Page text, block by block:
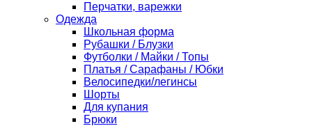
Перчатки, варежки
Одежда
Школьная форма
Рубашки / Блузки
Футболки / Майки / Топы
Платья / Сарафаны / Юбки
Велосипедки/легинсы
Шорты
Для купания
Брюки